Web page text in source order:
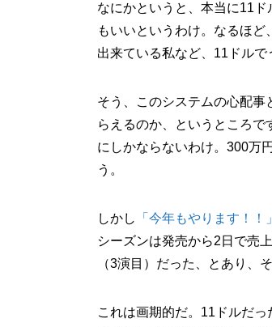
なにかというと、本当に11
もいいというわけ。なるほ
出来ている私など、11ドルで
そう、このシステムの心配事
らえるのか、というところ
にしかならないわけ。300万
う。
しかし 「今年もやります！
シーズンは発売から2日で売
（3演目）だった、とあり、
これは画期的だ。11ドルだ